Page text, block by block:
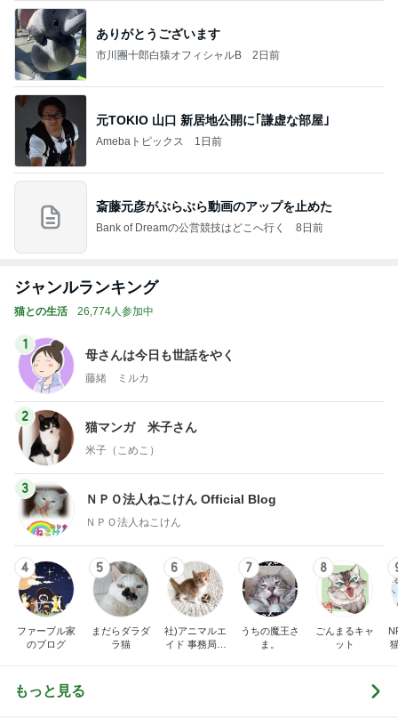
ありがとうございます
市川團十郎白猿オフィシャルB 2日前
元TOKIO 山口 新居地公開に｢謙虚な部屋｣
Amebaトピックス 1日前
斎藤元彦がぶらぶら動画のアップを止めた
Bank of Dreamの公営競技はどこへ行く 8日前
ジャンルランキング
猫との生活 26,774人参加中
1
母さんは今日も世話をやく
藤緒 ミルカ
2
猫マンガ 米子さん
米子（こめこ）
3
ＮＰＯ法人ねこけん Official Blog
ＮＰＯ法人ねこけん
4
ファーブル家
のブログ
5
まだらダラダ
ラ猫
6
社)アニマルエ
イド 事務局＆
7
うちの魔王さ
ま。
8
ごんまるキャ
ット
もっと見る